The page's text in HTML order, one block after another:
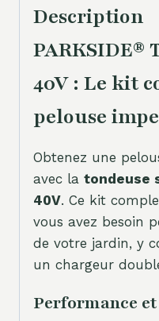
Description
PARKSIDE®
40V : Le kit
pelouse
Obtenez une
avec la tondeuse
40V. Ce kit
vous avez besoin
de votre jardin, y
un chargeur
Performance